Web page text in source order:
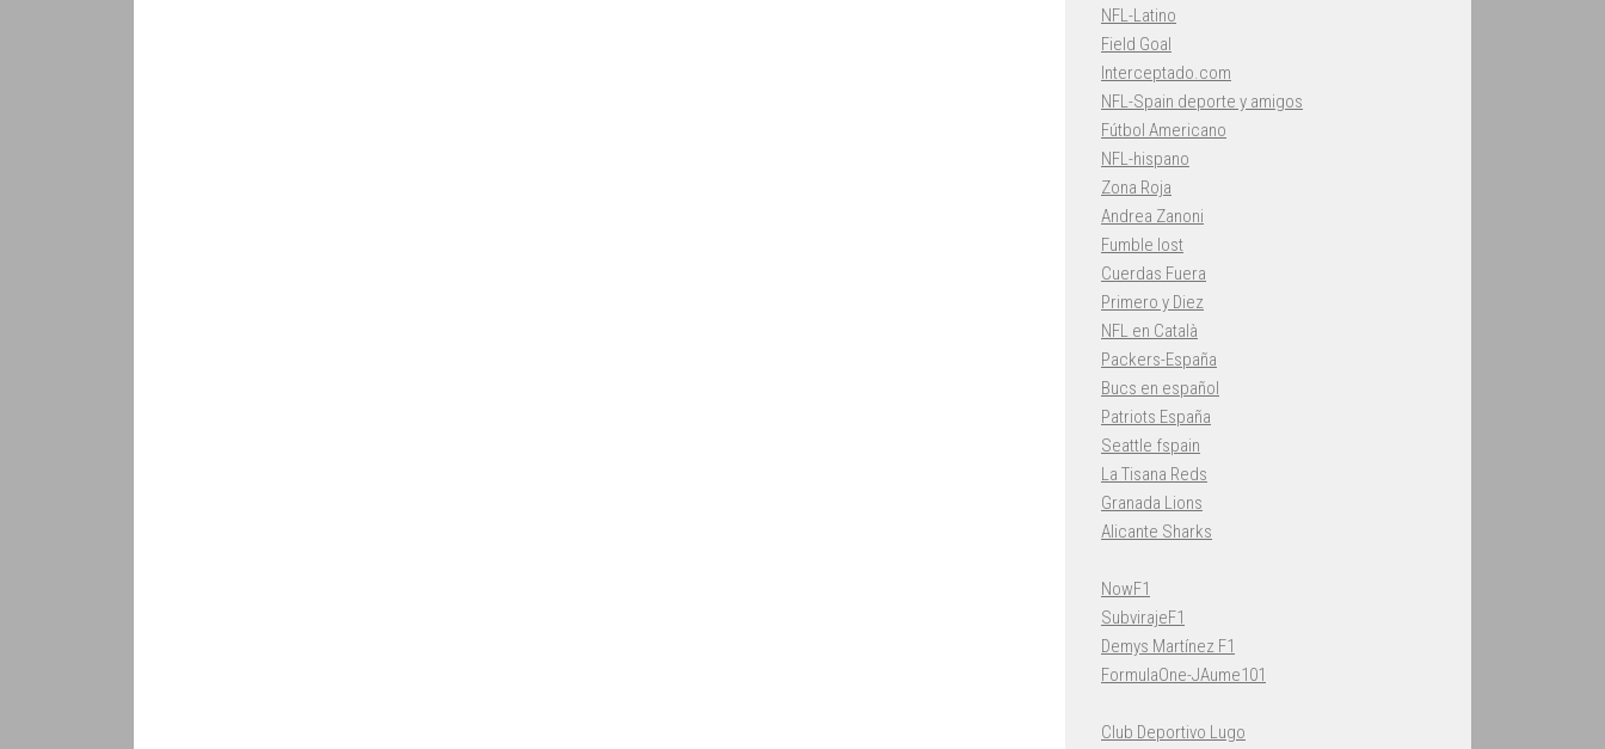
NFL-Latino
Field Goal
Interceptado.com
NFL-Spain deporte y amigos
Fútbol Americano
NFL-hispano
Zona Roja
Andrea Zanoni
Fumble lost
Cuerdas Fuera
Primero y Diez
NFL en Català
Packers-España
Bucs en español
Patriots España
Seattle fspain
La Tisana Reds
Granada Lions
Alicante Sharks
NowF1
SubvirajeF1
Demys Martínez F1
FormulaOne-JAume101
Club Deportivo Lugo